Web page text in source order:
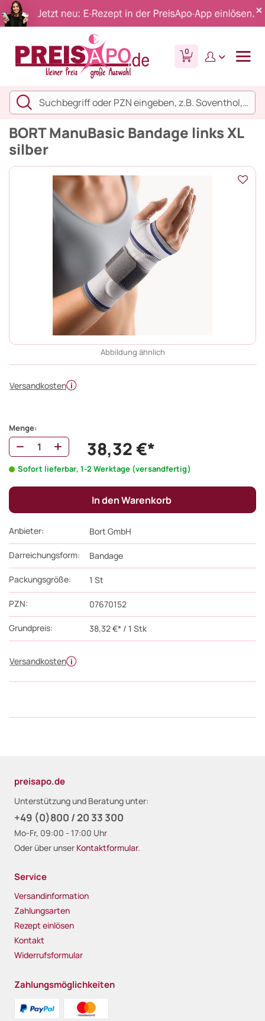
0
BORT ManuBasic Bandage links XL
silber
Abbildung ähnlich
Versandkosten
Versandkosten
Anbieter: Bort GmbH
Darreichungsform: Bandage
Packungsgröße: 1 St
PZN: 07670152
Grundpreis: 38,32 €* / 1 Stk
Menge:
38,32 €*
Sofort lieferbar, 1-2 Werktage (versandfertig)
In den Warenkorb
preisapo.de
Unterstützung und Beratung unter:
+49 (0)800 / 20 33 300
Mo-Fr, 09:00 - 17:00 Uhr
Oder über unser Kontaktformular.
Service
Versandinformation
Zahlungsarten
Rezept einlösen
Kontakt
Widerrufsformular
Zahlungsmöglichkeiten